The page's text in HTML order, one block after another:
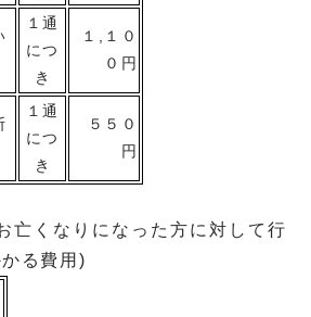
１通
につ
き
１,１０
０円
１通
につ
き
５５０
円
亡くなりになった方に対して行
る費用)